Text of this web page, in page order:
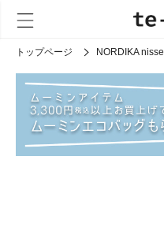
トップページ NORDIKA nisse